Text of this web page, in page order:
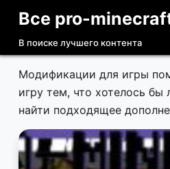
П
р
е
й
т
к
с
Все pro-
В поиске лучшего контента
Модификации для игры
игру тем, что хотелось бы
найти подходящее